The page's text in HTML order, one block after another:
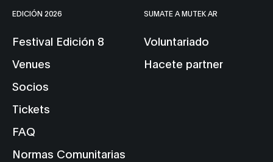
EDICIÓN 2026
Festival Edición 8
Venues
Socios
Tickets
FAQ
Normas Comunitarias
SUMATE A MUTEK AR
Voluntariado
Hacete partner